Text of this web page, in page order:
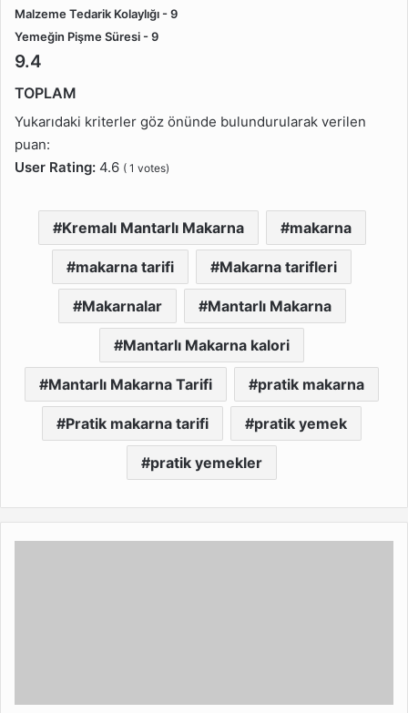
Malzeme Tedarik Kolaylığı - 9
Yemeğin Pişme Süresi - 9
9.4
TOPLAM
Yukarıdaki kriterler göz önünde bulundurularak verilen
puan:
User Rating: 4.6 ( 1 votes)
Kremalı Mantarlı Makarna makarna
makarna tarifi Makarna tarifleri
Makarnalar Mantarlı Makarna
Mantarlı Makarna kalori
Mantarlı Makarna Tarifi pratik makarna
Pratik makarna tarifi pratik yemek
pratik yemekler